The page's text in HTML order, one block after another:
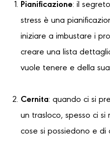
Pianificazione: il
stress è una
iniziare a imbustare i
creare una lista
vuole tenere e della
Cernita: quando ci si
un trasloco, spesso ci
cose si possiedono e di